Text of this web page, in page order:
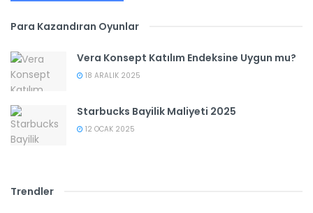
Para Kazandıran Oyunlar
Vera Konsept Katılım Endeksine Uygun mu?
18 ARALIK 2025
Starbucks Bayilik Maliyeti 2025
12 OCAK 2025
Trendler